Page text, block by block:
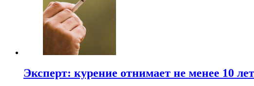
Эксперт: курение отнимает не менее 10